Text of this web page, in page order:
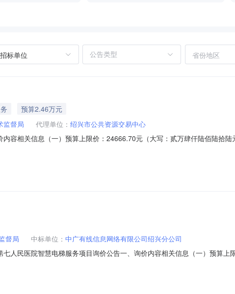
招标单位 省份地区
预算2.46万元
监督局 代理单位： 绍兴市公共资源交易中心
容相关信息（一）预算上限价：24666.70元（大写：贰万肆仟陆佰陆拾
法定节假日除外）（二）地点：绍兴市区胜利西路1234号绍兴市第七人
督局 中标单位： 中广有线信息网络有限公司绍兴分公司
人民医院智慧电梯服务项目询价公告一、询价内容相关信息（一）预算
；下午14:00-17:00(双休日及法定节假日除外）（二）地点：绍兴市区